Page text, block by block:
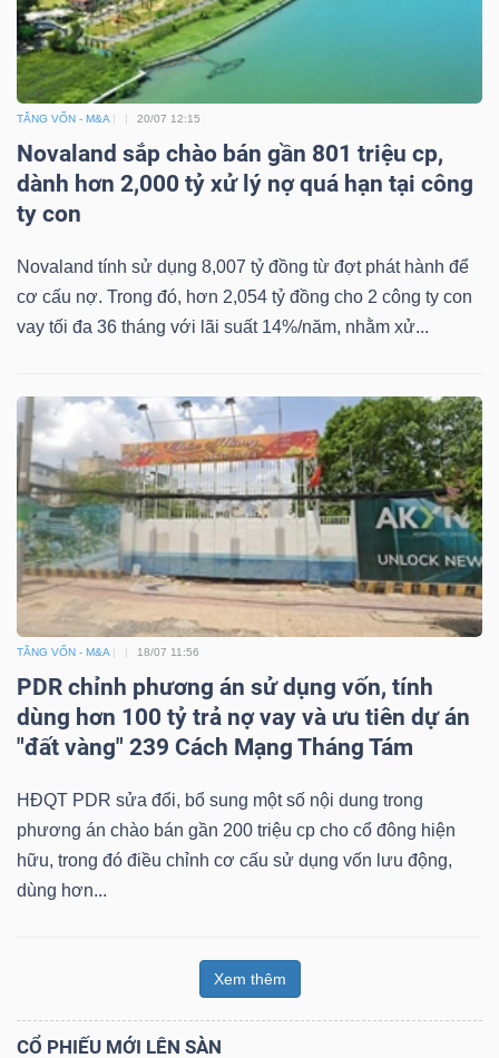
TĂNG VỐN - M&A 20/07 12:15
Novaland sắp chào bán gần 801 triệu cp,
dành hơn 2,000 tỷ xử lý nợ quá hạn tại công
ty con
Novaland tính sử dụng 8,007 tỷ đồng từ đợt phát hành để
cơ cấu nợ. Trong đó, hơn 2,054 tỷ đồng cho 2 công ty con
vay tối đa 36 tháng với lãi suất 14%/năm, nhằm xử...
TĂNG VỐN - M&A 18/07 11:56
PDR chỉnh phương án sử dụng vốn, tính
dùng hơn 100 tỷ trả nợ vay và ưu tiên dự án
"đất vàng" 239 Cách Mạng Tháng Tám
HĐQT PDR sửa đổi, bổ sung một số nội dung trong
phương án chào bán gần 200 triệu cp cho cổ đông hiện
hữu, trong đó điều chỉnh cơ cấu sử dụng vốn lưu động,
dùng hơn...
Xem thêm
CỔ PHIẾU MỚI LÊN SÀN